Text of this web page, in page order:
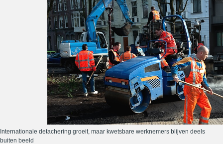
Internationale detachering groeit, maar kwetsbare werknemers blijven deels
buiten beeld